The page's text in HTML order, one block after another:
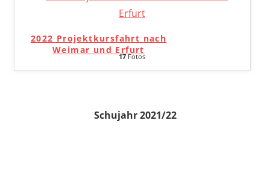
2022 Projektkursfahrt nach
Weimar und Erfurt
17Fotos
Schujahr 2021/22